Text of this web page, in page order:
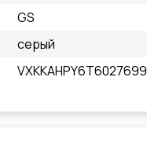
GS
серый
VXKKAHPY6T6027699